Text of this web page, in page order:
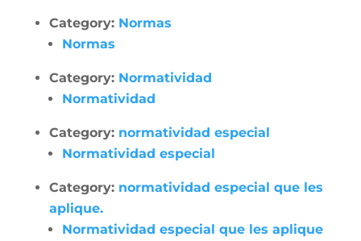
Category: Normas
Normas
Category: Normatividad
Normatividad
Category: normatividad especial
Normatividad especial
Category: normatividad especial que les
aplique.
Normatividad especial que les aplique